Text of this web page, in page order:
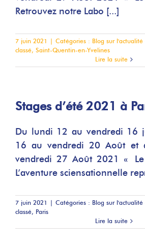
Retrouvez notre Labo [...]
7 juin 2021 | Catégories : Blog sur l'actualité
classé, Saint-Quentin-en-Yvelines
Lire la suite
Stages d’été 2021 à
Du lundi 12 au vendredi 16
16 au vendredi 20 Août et
vendredi 27 Août 2021 «
L’aventure sciensationnelle
7 juin 2021 | Catégories : Blog sur l'actualité
classé, Paris
Lire la suite